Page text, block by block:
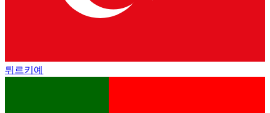
튀르키예